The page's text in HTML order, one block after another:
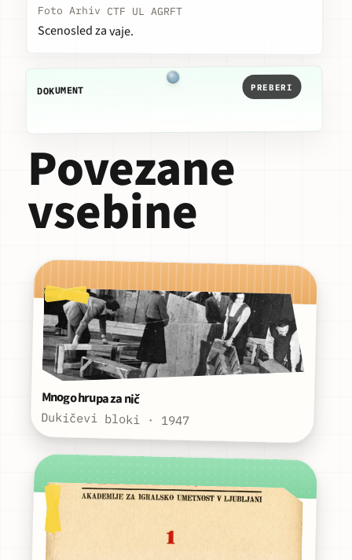
Foto Arhiv CTF UL AGRFT
Scenosled za vaje.
DOKUMENT PREBERI
Povezane
vsebine
Mnogo hrupa za nič
Dukičevi bloki · 1947